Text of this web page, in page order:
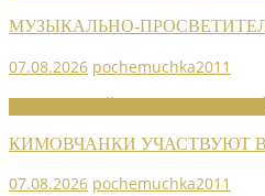
МУЗЫКАЛЬНО-
07.08.2026 pochemuchka2011
КИМОВЧАНКИ УЧАСТВУЮТ
07.08.2026 pochemuchka2011